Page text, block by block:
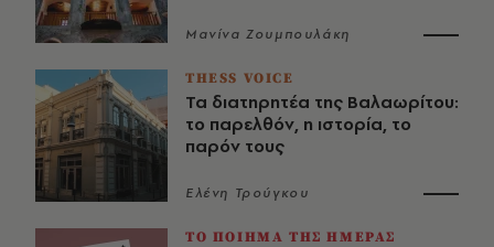
Μανίνα Ζουμπουλάκη
THESS VOICE
Τα διατηρητέα της Βαλαωρίτου:
το παρελθόν, η ιστορία, το
παρόν τους
Ελένη Τρούγκου
ΤΟ ΠΟΙΗΜΑ ΤΗΣ ΗΜΕΡΑΣ